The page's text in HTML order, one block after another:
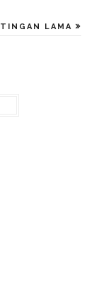
LAMA